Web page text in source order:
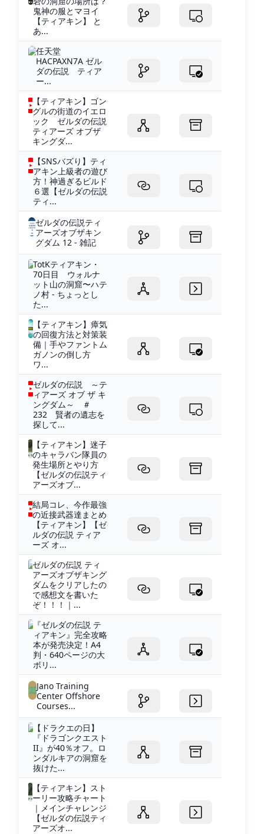
鬼神の服とマヨイ
【ティアキン】 と
あ...
任天堂
HACPAXN7A ゼル
ダの伝説 ティア
ー...
【ティアキン】ゴン
グルの街道のイエロ
ック ゼルダの伝説
ティアーズ オブザ
キングダ...
【SNSバズり】ティ
アキン上級者の遊び
方！神過ぎるビルド
６選【ゼルダの伝説
ティ...
ゼルダの伝説ティ
アーズオブザキン
グダム 12 - 雑記
TotKティアキン・
70日目 ウォルナ
ット山の洞窟〜ハテ
ノ村 - ちょっとし
た...
【ティアキン】瘴気
の回復方法と対策装
備｜手やファントム
ガノンの倒し方
ワ...
ゼルダの伝説 ～テ
ィアーズ オブ ザ キ
ングダム～ ＃
232 賢者の遺志を
探して...
【ティアキン】迷子
のキャラバン隊員の
発生場所とやり方
【ゼルダの伝説ティ
アーズオブ...
結局コレ、今作最強
の近接武器達まとめ
【ティアキン】【ゼ
ルダの伝説 ティア
ーズ オ...
ゼルダの伝説 ティ
アーズオブザキング
ダムをクリアしたの
で感想文を書いた
ぞ！！！｜...
『ゼルダの伝説 テ
ィアキン』完全攻略
本が発売決定！A4
判・640ページの大
ボリ...
Jano Training
Center Offshore
Courses...
【ドラクエの日】
『ドラゴンクエスト
II』が40％オフ。ロ
ンダルキアの洞窟を
抜けた...
【ティアキン】スト
ーリー攻略チャート
｜メインチャレンジ
【ゼルダの伝説ティ
アーズオ...